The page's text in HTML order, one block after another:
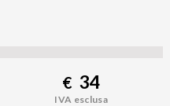
€ 34
IVA esclusa